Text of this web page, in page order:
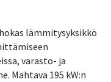
lämmitysyksikkö
varasto- ja
Mahtava 195 kW:n